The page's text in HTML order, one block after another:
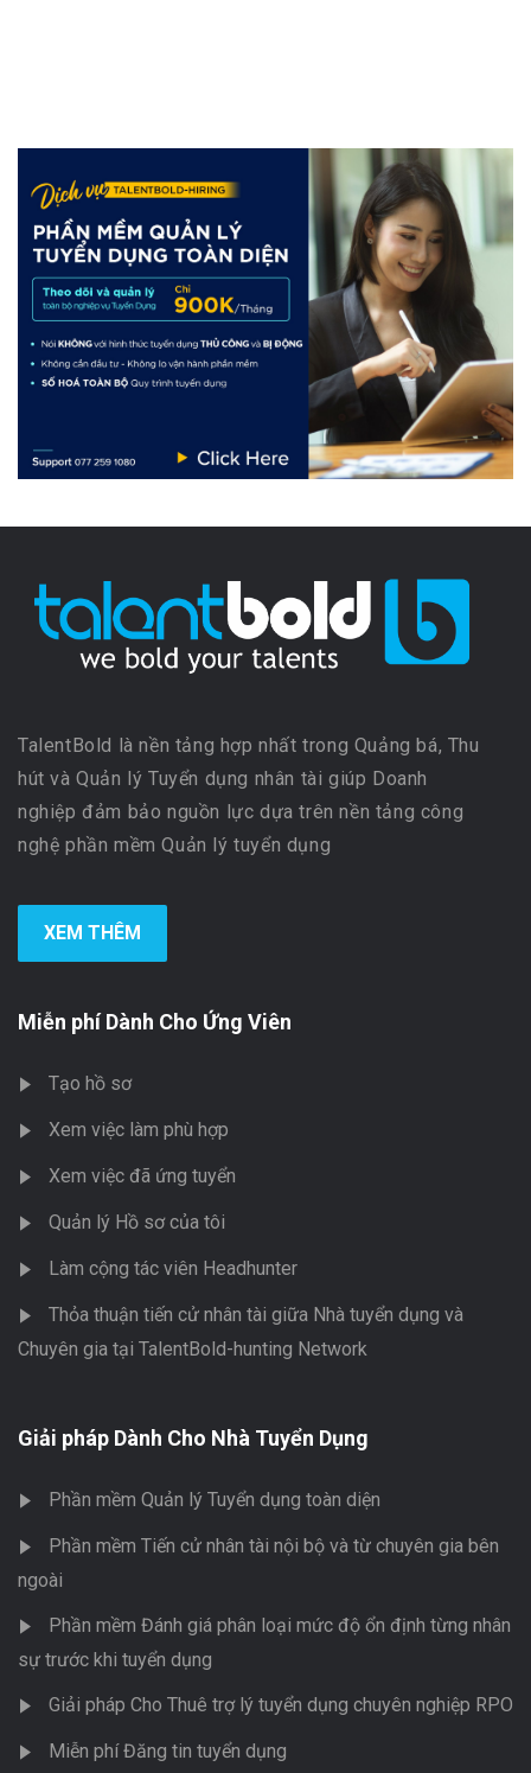
TalentBold là nền tảng hợp nhất trong Quảng bá, Thu
hút và Quản lý Tuyển dụng nhân tài giúp Doanh
nghiệp đảm bảo nguồn lực dựa trên nền tảng công
nghệ phần mềm Quản lý tuyển dụng
XEM THÊM
Miễn phí Dành Cho Ứng Viên
Tạo hồ sơ
Xem việc làm phù hợp
Xem việc đã ứng tuyển
Quản lý Hồ sơ của tôi
Làm cộng tác viên Headhunter
Thỏa thuận tiến cử nhân tài giữa Nhà tuyển dụng và
Chuyên gia tại TalentBold-hunting Network
Giải pháp Dành Cho Nhà Tuyển Dụng
Phần mềm Quản lý Tuyển dụng toàn diện
Phần mềm Tiến cử nhân tài nội bộ và từ chuyên gia bên
ngoài
Phần mềm Đánh giá phân loại mức độ ổn định từng nhân
sự trước khi tuyển dụng
Giải pháp Cho Thuê trợ lý tuyển dụng chuyên nghiệp RPO
Miễn phí Đăng tin tuyển dụng